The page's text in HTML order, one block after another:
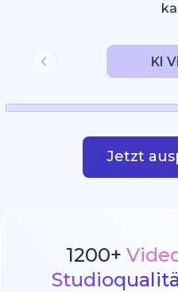
KI
Jetzt
1200+